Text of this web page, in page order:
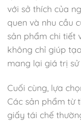
với sở thích của
quen và nhu cầu
sản phẩm chi tiết
không chỉ giúp
mang lại giá trị
Cuối cùng, lựa
Các sản phẩm từ
giấy tái chế